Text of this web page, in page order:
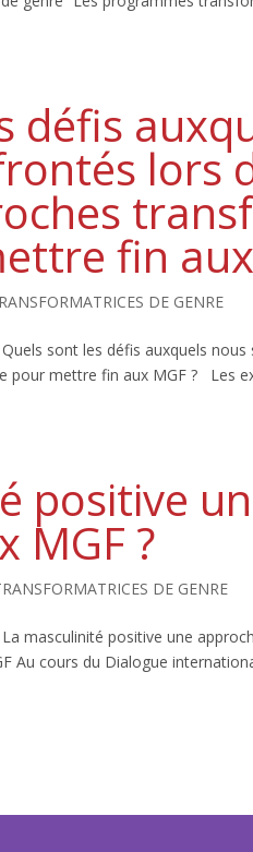
défis
lors
fin aux
DE GENRE
sont les défis auxquels
pour mettre fin aux MGF ? Les
positive
MGF ?
DE GENRE
masculinité positive une
Au cours du Dialogue